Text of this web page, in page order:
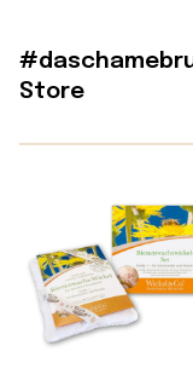
Store